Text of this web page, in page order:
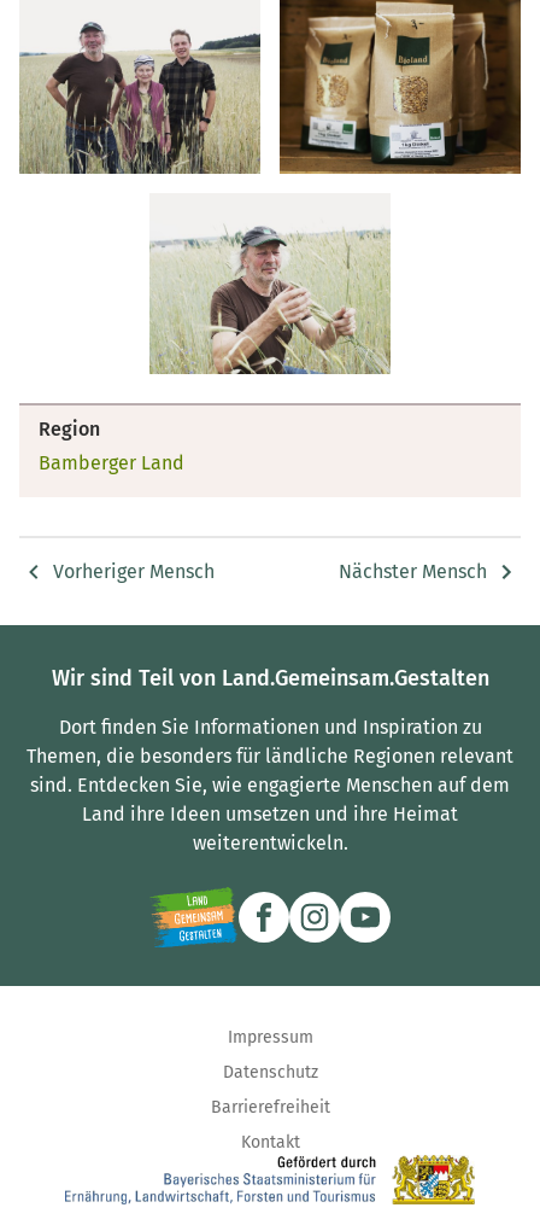
Region
Bamberger Land
Vorheriger Mensch Nächster Mensch
Wir sind Teil von Land.Gemeinsam.Gestalten
Dort finden Sie Informationen und Inspiration zu
Themen, die besonders für ländliche Regionen relevant
sind. Entdecken Sie, wie engagierte Menschen auf dem
Land ihre Ideen umsetzen und ihre Heimat
weiterentwickeln.
Impressum
Datenschutz
Barrierefreiheit
Kontakt